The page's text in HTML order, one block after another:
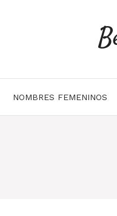
NOMBRES FEMENINOS